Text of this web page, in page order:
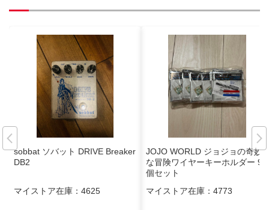
sobbat ソバット DRIVE Breaker
DB2
マイストア在庫： 4625
JOJO WORLD ジョジョの奇妙
な冒険ワイヤーキーホルダー 9
個セット
マイストア在庫： 4773